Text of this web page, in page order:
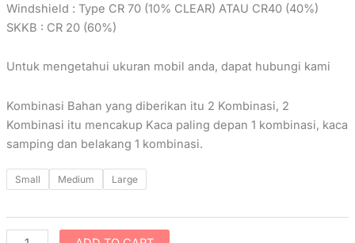
Windshield : Type CR 70 (10% CLEAR) ATAU CR40 (40%)
SKKB : CR 20 (60%)
Untuk mengetahui ukuran mobil anda, dapat hubungi kami
Kombinasi Bahan yang diberikan itu 2 Kombinasi, 2
Kombinasi itu mencakup Kaca paling depan 1 kombinasi, kaca
samping dan belakang 1 kombinasi.
Small Medium Large